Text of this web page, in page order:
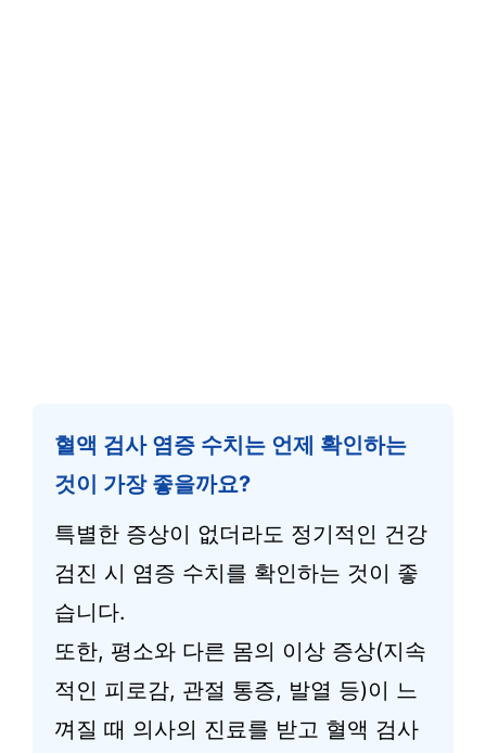
혈액 검사 염증 수치는 언제 확인하는
것이 가장 좋을까요?
특별한 증상이 없더라도 정기적인 건강
검진 시 염증 수치를 확인하는 것이 좋
습니다.
또한, 평소와 다른 몸의 이상 증상(지속
적인 피로감, 관절 통증, 발열 등)이 느
껴질 때 의사의 진료를 받고 혈액 검사